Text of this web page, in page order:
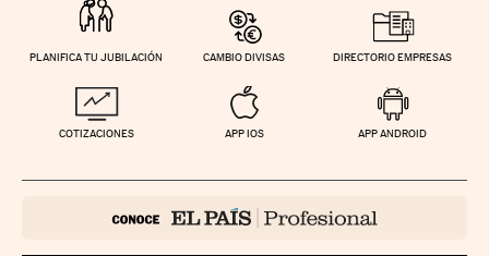
PLANIFICA TU JUBILACIÓN CAMBIO DIVISAS DIRECTORIO EMPRESAS
COTIZACIONES APP IOS APP ANDROID